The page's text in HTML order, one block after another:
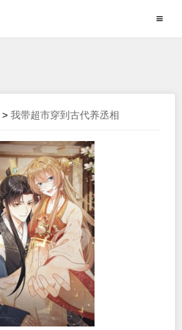
≡
> 我带超市穿到古代养丞相